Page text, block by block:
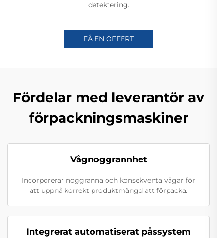
detektering.
FÅ EN OFFERT
Fördelar med leverantör av
förpackningsmaskiner
Vågnoggrannhet
Incorporerar noggranna och konsekventa vågar för
att uppnå korrekt produktmängd att förpacka.
Integrerat automatiserat påssystem